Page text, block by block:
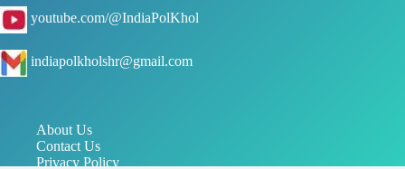
youtube.com/@IndiaPolKhol
indiapolkholshr@gmail.com
About Us
Contact Us
Privacy Policy